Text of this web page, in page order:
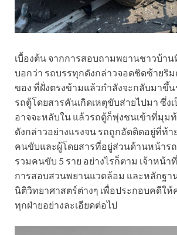
เบื้องต้น จากการสอบถามพยานชาวบ้า
บอกว่า รถบรรทุกดังกล่าวจอดชิดซ้ายริ
ของ ที่ฝั่งตรงข้ามแล้วกำลังจะกลับมาขึ้
รถตู้โดยสารคันเกิดเหตุขับส่ายไปมา ซึ่ง
อาจจะหลับใน แล้วรถตู้ก็พุ่งชนเข้าที่มุม
ดังกล่าวอย่างแรงจน รถถูกอัดติดอยู่ที่ท้า
คนขับและผู้โดยสารที่อยู่ส่วนด้านหน้าร
รวมคนขับ 5 ราย อย่างไรก็ตาม เจ้าหน้า
การสอบสวนพยานแวดล้อม และหลักฐา
นิติวิทยาศาสตร์ต่างๆ เพื่อประกอบคดีให้
ทุกฝ่ายอย่างละเอียดต่อไป